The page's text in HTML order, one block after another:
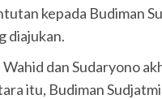
kepada Budiman
diajukan.
dan Sudaryono
itu, Budiman